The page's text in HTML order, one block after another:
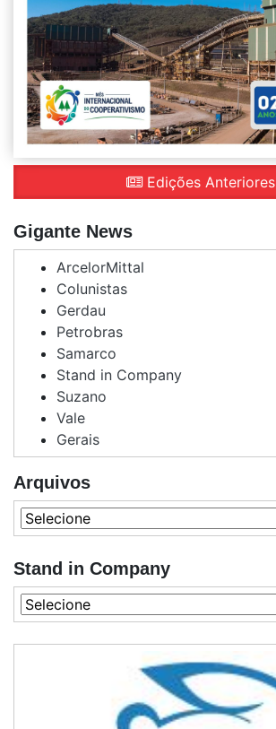
Edições Anteriores
Gigante News
ArcelorMittal
Colunistas
Gerdau
Petrobras
Samarco
Stand in Company
Suzano
Vale
Gerais
Arquivos
Stand in Company